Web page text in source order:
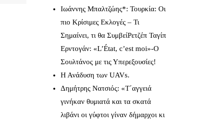
Ιωάννης Μπαλτζώης*: Τουρκία: Οι
πιο Κρίσιμες Εκλογές – Τι
Σημαίνει, τι θα ΣυμβείΡετζέπ Ταγίπ
Ερντογάν: «L’État, c’est moi»-Ο
Σουλτάνος με τις Υπερεξουσίες!
Η Ανάδυση των UAVs.
Δημήτρης Νατσιός: «Τ΄αγγειά
γινήκαν θυμιατά και τα σκατά
λιβάνι οι γύφτοι γίναν δήμαρχοι κι